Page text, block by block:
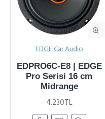
EDGE Car Audio
EDPRO6C-E8 | EDGE
Pro Serisi 16 cm
Midrange
4.230TL